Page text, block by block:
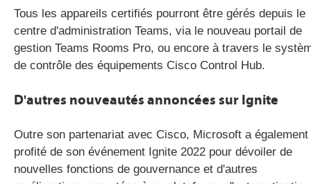
Tous les appareils certifiés pourront être gérés depuis le
centre d'administration Teams, via le nouveau portail de
gestion Teams Rooms Pro, ou encore à travers le
de contrôle des équipements Cisco Control Hub.
D'autres nouveautés annoncées sur Ignite
Outre son partenariat avec Cisco, Microsoft a également
profité de son événement Ignite 2022 pour dévoiler de
nouvelles fonctions de gouvernance et d'autres